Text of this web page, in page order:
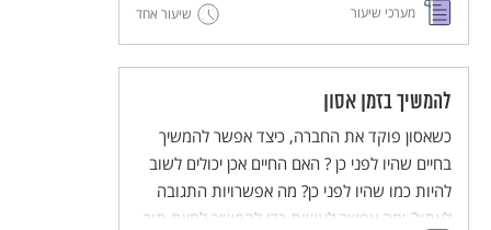
מערכי שיעור שיעור אחד
להמשיך בזמן אסון
כשאסון פוקד את החברה, כיצד אפשר להמשיך
בחיים שהיו לפני כן ? האם החיים אכן יכולים לשוב
להיות כמו שהיו לפני כן? מה אפשרויות התגובה
לאסון? ומה אפשר לעשות כדי להמשיך לחיות תוך